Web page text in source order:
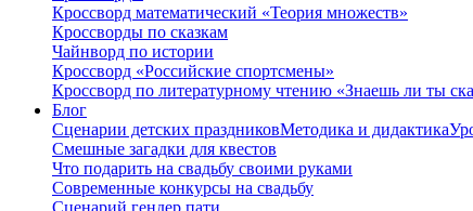
Кроссворд математический «Теория множеств»
Кроссворды по сказкам
Чайнворд по истории
Кроссворд «Российские спортсмены»
Кроссворд по литературному чтению «Знаешь ли ты
Блог
Сценарии детских праздниковМетодика и дидактика
Смешные загадки для квестов
Что подарить на свадьбу своими руками
Современные конкурсы на свадьбу
Сценарий гендер пати